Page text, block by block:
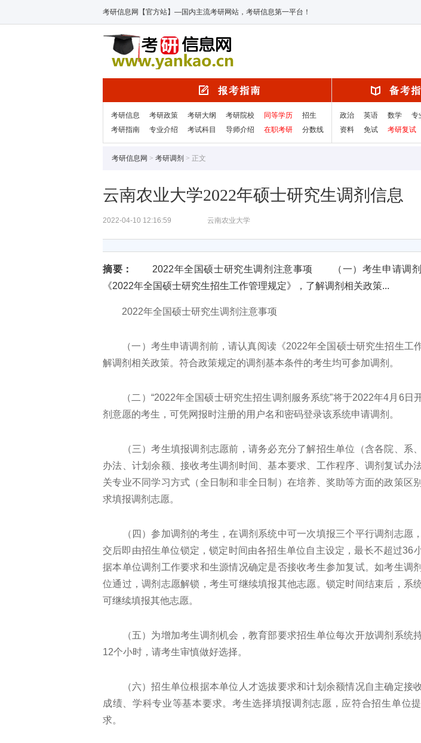
考研信息网【官方站】—国内主流考研网站，考研信息第一平台！
考研信息 考研政策 考研大纲 考研院校 同等学历
招生
考研指南
专业介绍 考试科目 导师介绍 在职考研 分数线
政治 英语 数学 专
资料
免试 考研复试
考研信息网 > 考研调剂 > 正文
云南农业大学2022年硕士研究生调剂信息
2022-04-10 12:16:59 云南农业大学
摘要：
2022年全国硕士研究生调剂注意事项 （一）考生申请调剂
《2022年全国硕士研究生招生工作管理规定》，了解调剂相关政策...
2022年全国硕士研究生调剂注意事项
（一）考生申请调剂前，请认真阅读《2022年全国硕士研究生招生工
解调剂相关政策。符合政策规定的调剂基本条件的考生均可参加调剂。
（二）“2022年全国硕士研究生招生调剂服务系统”将于2022年4月6日
剂意愿的考生，可凭网报时注册的用户名和密码登录该系统申请调剂。
（三）考生填报调剂志愿前，请务必充分了解招生单位（含各院、系
办法、计划余额、接收考生调剂时间、基本要求、工作程序、调剂复试办
关专业不同学习方式（全日制和非全日制）在培养、奖助等方面的政策区
求填报调剂志愿。
（四）参加调剂的考生，在调剂系统中可一次填报三个平行调剂志愿
交后即由招生单位锁定，锁定时间由各招生单位自主设定，最长不超过36
据本单位调剂工作要求和生源情况确定是否接收考生参加复试。如考生调
位通过，调剂志愿解锁，考生可继续填报其他志愿。锁定时间结束后，系
可继续填报其他志愿。
（五）为增加考生调剂机会，教育部要求招生单位每次开放调剂系统
12个小时，请考生审慎做好选择。
（六）招生单位根据本单位人才选拔要求和计划余额情况自主确定接
成绩、学科专业等基本要求。考生选择填报调剂志愿，应符合招生单位
求。